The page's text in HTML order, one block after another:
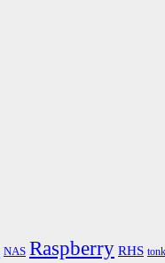
NAS Raspberry RHS tonk